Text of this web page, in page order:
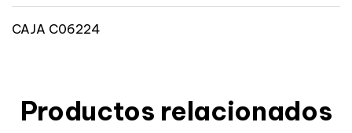
CAJA C06224
Productos relacionados